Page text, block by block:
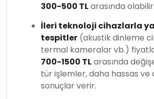
300-500 TLarasında olabilir.
İleri teknoloji cihazlarla
tespitler (akustik dinleme
700-1500 TLarasında
tür işlemler, daha hassas ve
sonuçlar verir.